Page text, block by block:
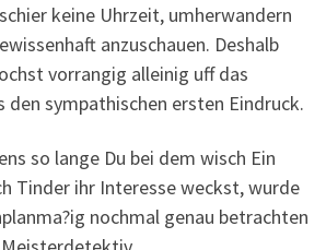
keine Uhrzeit, umherwandern
anzuschauen. Deshalb
vorrangig alleinig uff das
sympathischen ersten Eindruck.
so lange Du bei dem wisch Ein
Tinder ihr Interesse weckst, wurde
nochmal genau betrachten